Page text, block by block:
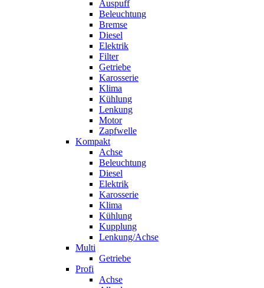
Auspuff
Beleuchtung
Bremse
Diesel
Elektrik
Filter
Getriebe
Karosserie
Klima
Kühlung
Lenkung
Motor
Zapfwelle
Kompakt
Achse
Beleuchtung
Diesel
Elektrik
Karosserie
Klima
Kühlung
Kupplung
Lenkung/Achse
Multi
Getriebe
Profi
Achse